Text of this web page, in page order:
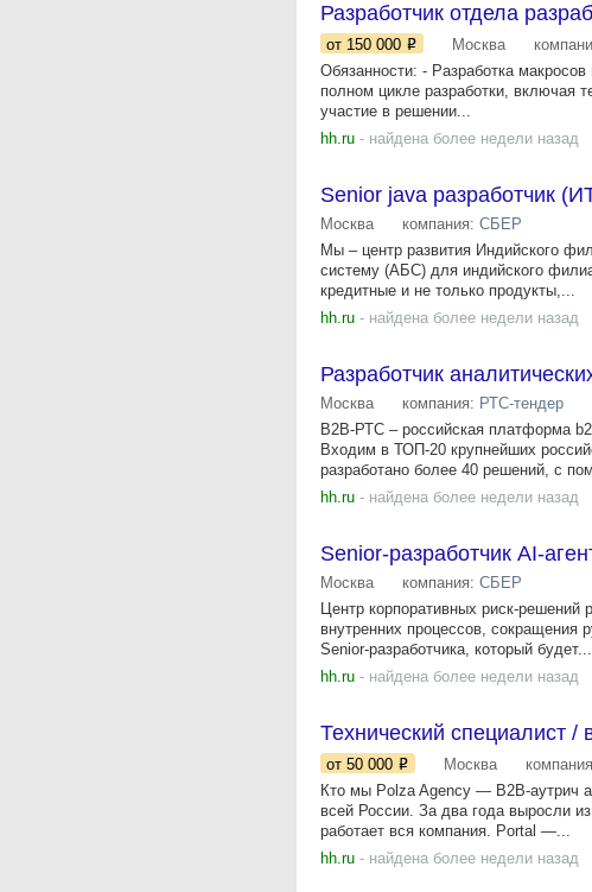
Разработчик отдела
от 150 000 Москва
Обязанности: - Разработка
полном цикле разработки, включая
участие в решении...
hh.ru - найдена более недели назад
Senior java разработчик
Москва компания: СБЕР
Мы – центр развития Индийского
систему (АБС) для индийского
кредитные и не только продукты,...
hh.ru - найдена более недели назад
Разработчик
Москва компания: РТС-тендер
B2B-РТС – российская платформа
Входим в ТОП-20 крупнейших
разработано более 40 решений, с
hh.ru - найдена более недели назад
Senior-разработчик AI-
Москва компания: СБЕР
Центр корпоративных риск-решений
внутренних процессов,
Senior-разработчика, который будет...
hh.ru - найдена более недели назад
Технический специалист
от 50 000 Москва
Кто мы Polza Agency — B2B-аутрич
всей России. За два года выросли
работает вся компания. Portal —...
hh.ru - найдена более недели назад